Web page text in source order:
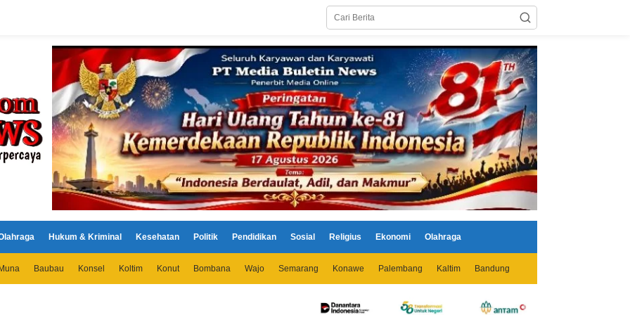
Hukum & Kriminal Kesehatan Politik Pendidikan Sosial Religius Ekonomi Olahraga
Baubau Konsel Koltim Konut Bombana Wajo Semarang Konawe Palembang Kaltim Bandung